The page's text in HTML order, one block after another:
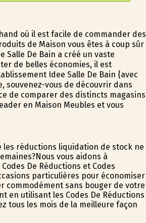
où il est facile de commander des
de Maison vous êtes à coup sûr
Salle De Bain a créé un vaste
de belles économies, il est
Idee Salle De Bain {avec
souvenez-vous de découvrir dans
de comparer des distincts magasins
en Maison Meubles et vous
réductions liquidation de stock ne
vous aidons à
De Réductions et Codes
particulières pour économiser
commodément sans bouger de votre
en utilisant les Codes De Réductions
tous les mois de la meilleure façon